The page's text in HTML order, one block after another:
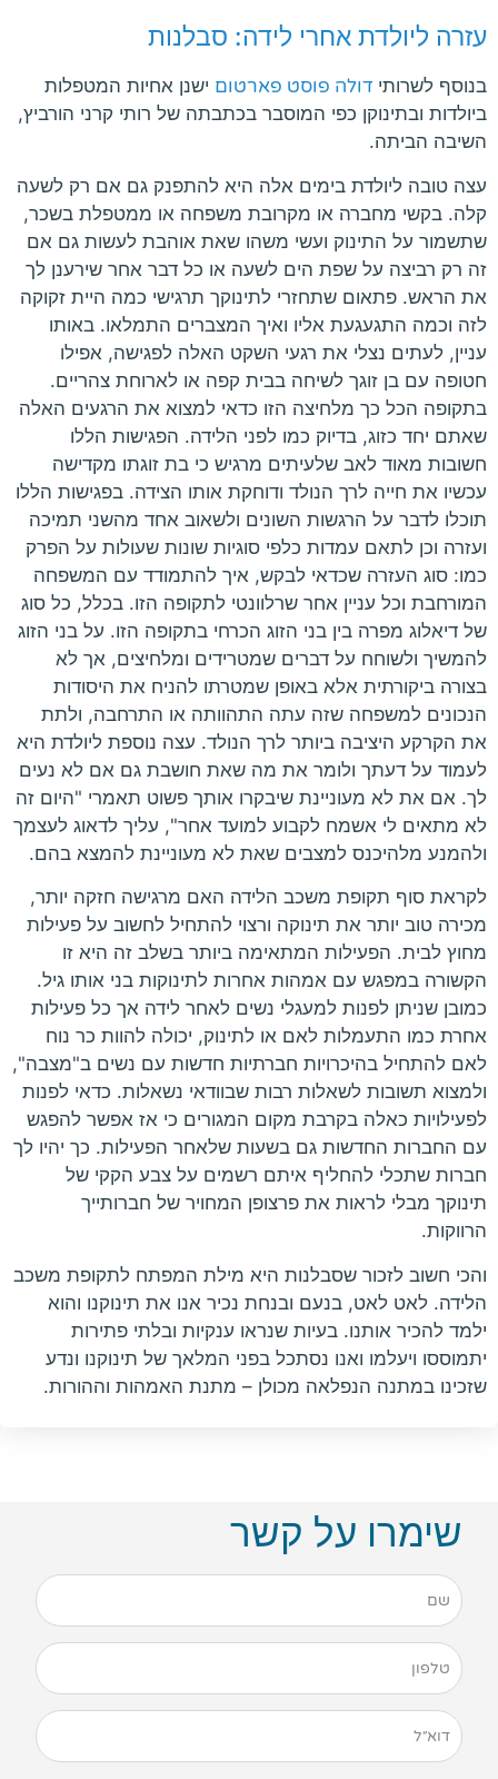
עזרה ליולדת אחרי לידה: סבלנות
בנוסף לשרותי דולה פוסט פארטום ישנן אחיות המטפלות
ביולדות ובתינוקן כפי המוסבר בכתבתה של רותי קרני הורביץ,
השיבה הביתה.
עצה טובה ליולדת בימים אלה היא להתפנק גם אם רק לשעה
קלה. בקשי מחברה או מקרובת משפחה או ממטפלת בשכר,
שתשמור על התינוק ועשי משהו שאת אוהבת לעשות גם אם
זה רק רביצה על שפת הים לשעה או כל דבר אחר שירענן לך
את הראש. פתאום שתחזרי לתינוקך תרגישי כמה היית זקוקה
לזה וכמה התגעגעת אליו ואיך המצברים התמלאו. באותו
עניין, לעתים נצלי את רגעי השקט האלה לפגישה, אפילו
חטופה עם בן זוגך לשיחה בבית קפה או לארוחת צהריים.
בתקופה הכל כך מלחיצה הזו כדאי למצוא את הרגעים האלה
שאתם יחד כזוג, בדיוק כמו לפני הלידה. הפגישות הללו
חשובות מאוד לאב שלעיתים מרגיש כי בת זוגתו מקדישה
עכשיו את חייה לרך הנולד ודוחקת אותו הצידה. בפגישות הללו
תוכלו לדבר על הרגשות השונים ולשאוב אחד מהשני תמיכה
ועזרה וכן לתאם עמדות כלפי סוגיות שונות שעולות על הפרק
כמו: סוג העזרה שכדאי לבקש, איך להתמודד עם המשפחה
המורחבת וכל עניין אחר שרלוונטי לתקופה הזו. בכלל, כל סוג
של דיאלוג מפרה בין בני הזוג הכרחי בתקופה הזו. על בני הזוג
להמשיך ולשוחח על דברים שמטרידים ומלחיצים, אך לא
בצורה ביקורתית אלא באופן שמטרתו להניח את היסודות
הנכונים למשפחה שזה עתה התהוותה או התרחבה, ולתת
את הקרקע היציבה ביותר לרך הנולד. עצה נוספת ליולדת היא
לעמוד על דעתך ולומר את מה שאת חושבת גם אם לא נעים
לך. אם את לא מעוניינת שיבקרו אותך פשוט תאמרי "היום זה
לא מתאים לי אשמח לקבוע למועד אחר", עליך לדאוג לעצמך
ולהמנע מלהיכנס למצבים שאת לא מעוניינת להמצא בהם.
לקראת סוף תקופת משכב הלידה האם מרגישה חזקה יותר,
מכירה טוב יותר את תינוקה ורצוי להתחיל לחשוב על פעילות
מחוץ לבית. הפעילות המתאימה ביותר בשלב זה היא זו
הקשורה במפגש עם אמהות אחרות לתינוקות בני אותו גיל.
כמובן שניתן לפנות למעגלי נשים לאחר לידה אך כל פעילות
אחרת כמו התעמלות לאם או לתינוק, יכולה להוות כר נוח
לאם להתחיל בהיכרויות חברתיות חדשות עם נשים ב"מצבה",
ולמצוא תשובות לשאלות רבות שבוודאי נשאלות. כדאי לפנות
לפעילויות כאלה בקרבת מקום המגורים כי אז אפשר להפגש
עם החברות החדשות גם בשעות שלאחר הפעילות. כך יהיו לך
חברות שתכלי להחליף איתם רשמים על צבע הקקי של
תינוקך מבלי לראות את פרצופן המחויר של חברותייך
הרווקות.
והכי חשוב לזכור שסבלנות היא מילת המפתח לתקופת משכב
הלידה. לאט לאט, בנעם ובנחת נכיר אנו את תינוקנו והוא
ילמד להכיר אותנו. בעיות שנראו ענקיות ובלתי פתירות
יתמוססו ויעלמו ואנו נסתכל בפני המלאך של תינוקנו ונדע
שזכינו במתנה הנפלאה מכולן – מתנת האמהות וההורות.
שימרו על קשר